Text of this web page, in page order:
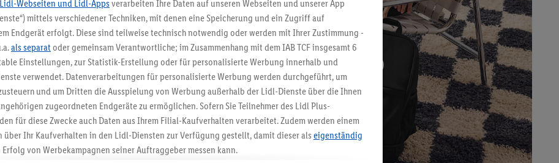
Webseiten und Lidl-Apps verarbeiten Ihre Daten auf unseren Webseiten und unserer App
mittels verschiedener Techniken, mit denen eine Speicherung und ein Zugriff auf
Endgerät erfolgt. Diese sind teilweise technisch notwendig oder werden mit Ihrer Zustimmung -
als separat oder gemeinsam Verantwortliche; im Zusammenhang mit dem IAB TCF insgesamt 6
Einstellungen, zur Statistik-Erstellung oder für personalisierte Werbung innerhalb und
verwendet. Datenverarbeitungen für personalisierte Werbung werden durchgeführt, um
und um Dritten die Ausspielung von Werbung außerhalb der Lidl-Dienste über die Ihnen
zugeordneten Endgeräte zu ermöglichen. Sofern Sie Teilnehmer des Lidl Plus-
für diese Zwecke auch Daten aus Ihrem Filial-Kaufverhalten verarbeitet. Zudem werden einem
über Ihr Kaufverhalten in den Lidl-Diensten zur Verfügung gestellt, damit dieser als eigenständig
Erfolg von Werbekampagnen seiner Auftraggeber messen kann.